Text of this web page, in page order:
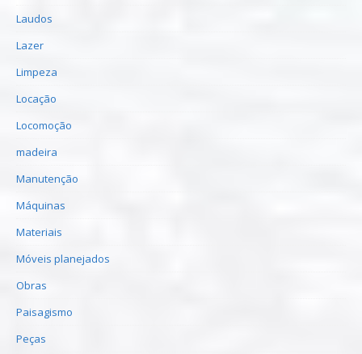
Laudos
Lazer
Limpeza
Locação
Locomoção
madeira
Manutenção
Máquinas
Materiais
Móveis planejados
Obras
Paisagismo
Peças